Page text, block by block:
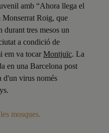
amb “Ahora llega el
Monserrat Roig, que
durant tres mesos un
a condició de
em va tocar Montjuïc. La
en una Barcelona post
d'un virus només
mosques.